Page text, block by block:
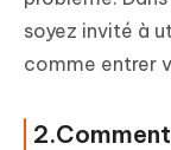
soyez invité à
comme entrer